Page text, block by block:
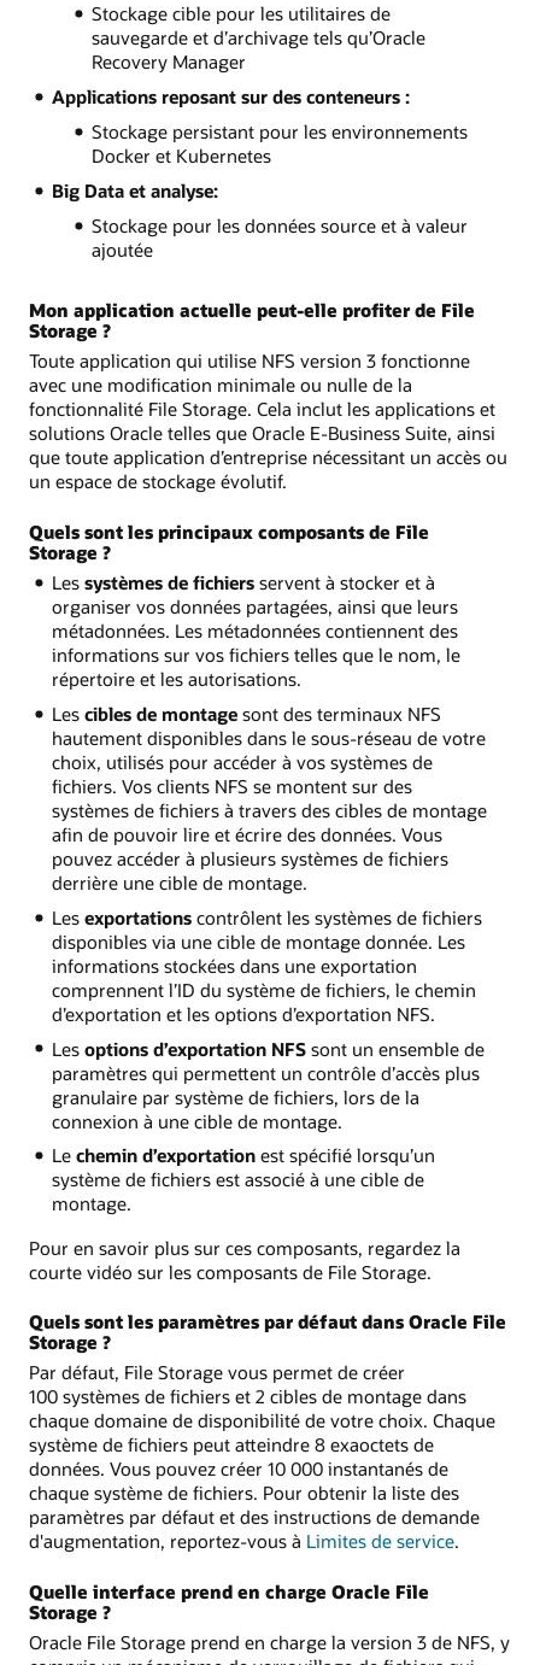
Stockage cible pour les utilitaires de
sauvegarde et d’archivage tels qu’Oracle
Recovery Manager
Applications reposant sur des conteneurs :
Stockage persistant pour les environnements
Docker et Kubernetes
Big Data et analyse:
Stockage pour les données source et à valeur
ajoutée
Mon application actuelle peut-elle profiter de File
Storage ?
Toute application qui utilise NFS version 3 fonctionne
avec une modification minimale ou nulle de la
fonctionnalité File Storage. Cela inclut les applications et
solutions Oracle telles que Oracle E-Business Suite, ainsi
que toute application d’entreprise nécessitant un accès ou
un espace de stockage évolutif.
Quels sont les principaux composants de File
Storage ?
Les systèmes de fichiersservent à stocker et à
organiser vos données partagées, ainsi que leurs
métadonnées. Les métadonnées contiennent des
informations sur vos fichiers telles que le nom, le
répertoire et les autorisations.
Les cibles de montagesont des terminaux NFS
hautement disponibles dans le sous-réseau de votre
choix, utilisés pour accéder à vos systèmes de
fichiers. Vos clients NFS se montent sur des
systèmes de fichiers à travers des cibles de montage
afin de pouvoir lire et écrire des données. Vous
pouvez accéder à plusieurs systèmes de fichiers
derrière une cible de montage.
Les exportationscontrôlent les systèmes de fichiers
disponibles via une cible de montage donnée. Les
informations stockées dans une exportation
comprennent l’ID du système de fichiers, le chemin
d’exportation et les options d’exportation NFS.
Les options d’exportation NFSsont un ensemble de
paramètres qui permettent un contrôle d’accès plus
granulaire par système de fichiers, lors de la
connexion à une cible de montage.
Le chemin d’exportationest spécifié lorsqu’un
système de fichiers est associé à une cible de
montage.
Pour en savoir plus sur ces composants, regardez la
courte vidéo sur les composants de File Storage.
Quels sont les paramètres par défaut dans Oracle File
Storage ?
Par défaut, File Storage vous permet de créer
100 systèmes de fichiers et 2 cibles de montage dans
chaque domaine de disponibilité de votre choix. Chaque
système de fichiers peut atteindre 8 exaoctets de
données. Vous pouvez créer 10 000 instantanés de
chaque système de fichiers. Pour obtenir la liste des
paramètres par défaut et des instructions de demande
d'augmentation, reportez-vous à Limites de service.
Quelle interface prend en charge Oracle File
Storage ?
Oracle File Storage prend en charge la version 3 de NFS, y